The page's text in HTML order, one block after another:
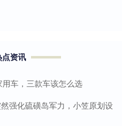
点资讯
车，三款车该怎么选
强化硫磺岛军力，小笠原划设